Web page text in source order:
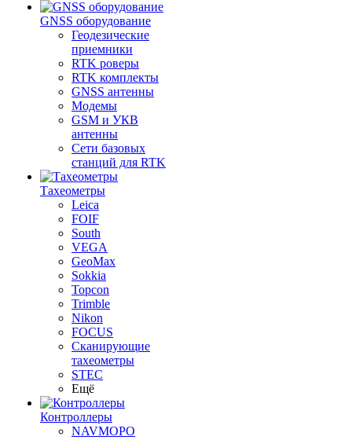
GNSS оборудование
Геодезические
приемники
RTK роверы
RTK комплекты
GNSS антенны
Модемы
GSM и УКВ
антенны
Сети базовых
станций для RTK
Тахеометры
Leica
FOIF
South
VEGA
GeoMax
Sokkia
Topcon
Trimble
Nikon
FOCUS
Сканирующие
тахеометры
STEC
Ещё
Контроллеры
NAVMOPO